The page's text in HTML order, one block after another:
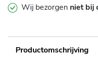
Wij bezorgen niet bij
Productomschrijving